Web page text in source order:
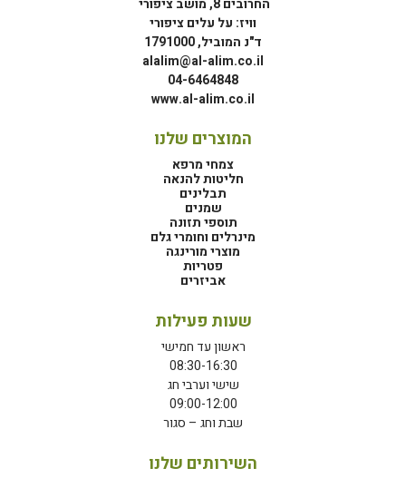
החרובים 8, מושב ציפורי
וויז: על עלים ציפורי
ד"נ המוביל, 1791000
alalim@al-alim.co.il
04-6464848
www.al-alim.co.il
המוצרים שלנו
צמחי מרפא
חליטות להנאה
תבלינים
שמנים
תוספי תזונה
מינרלים וחומרי גלם
מוצרי מורינגה
פטריות
אביזרים
שעות פעילות
ראשון עד חמישי
08:30-16:30
שישי וערבי חג
09:00-12:00
שבת וחג – סגור
השירותים שלנו